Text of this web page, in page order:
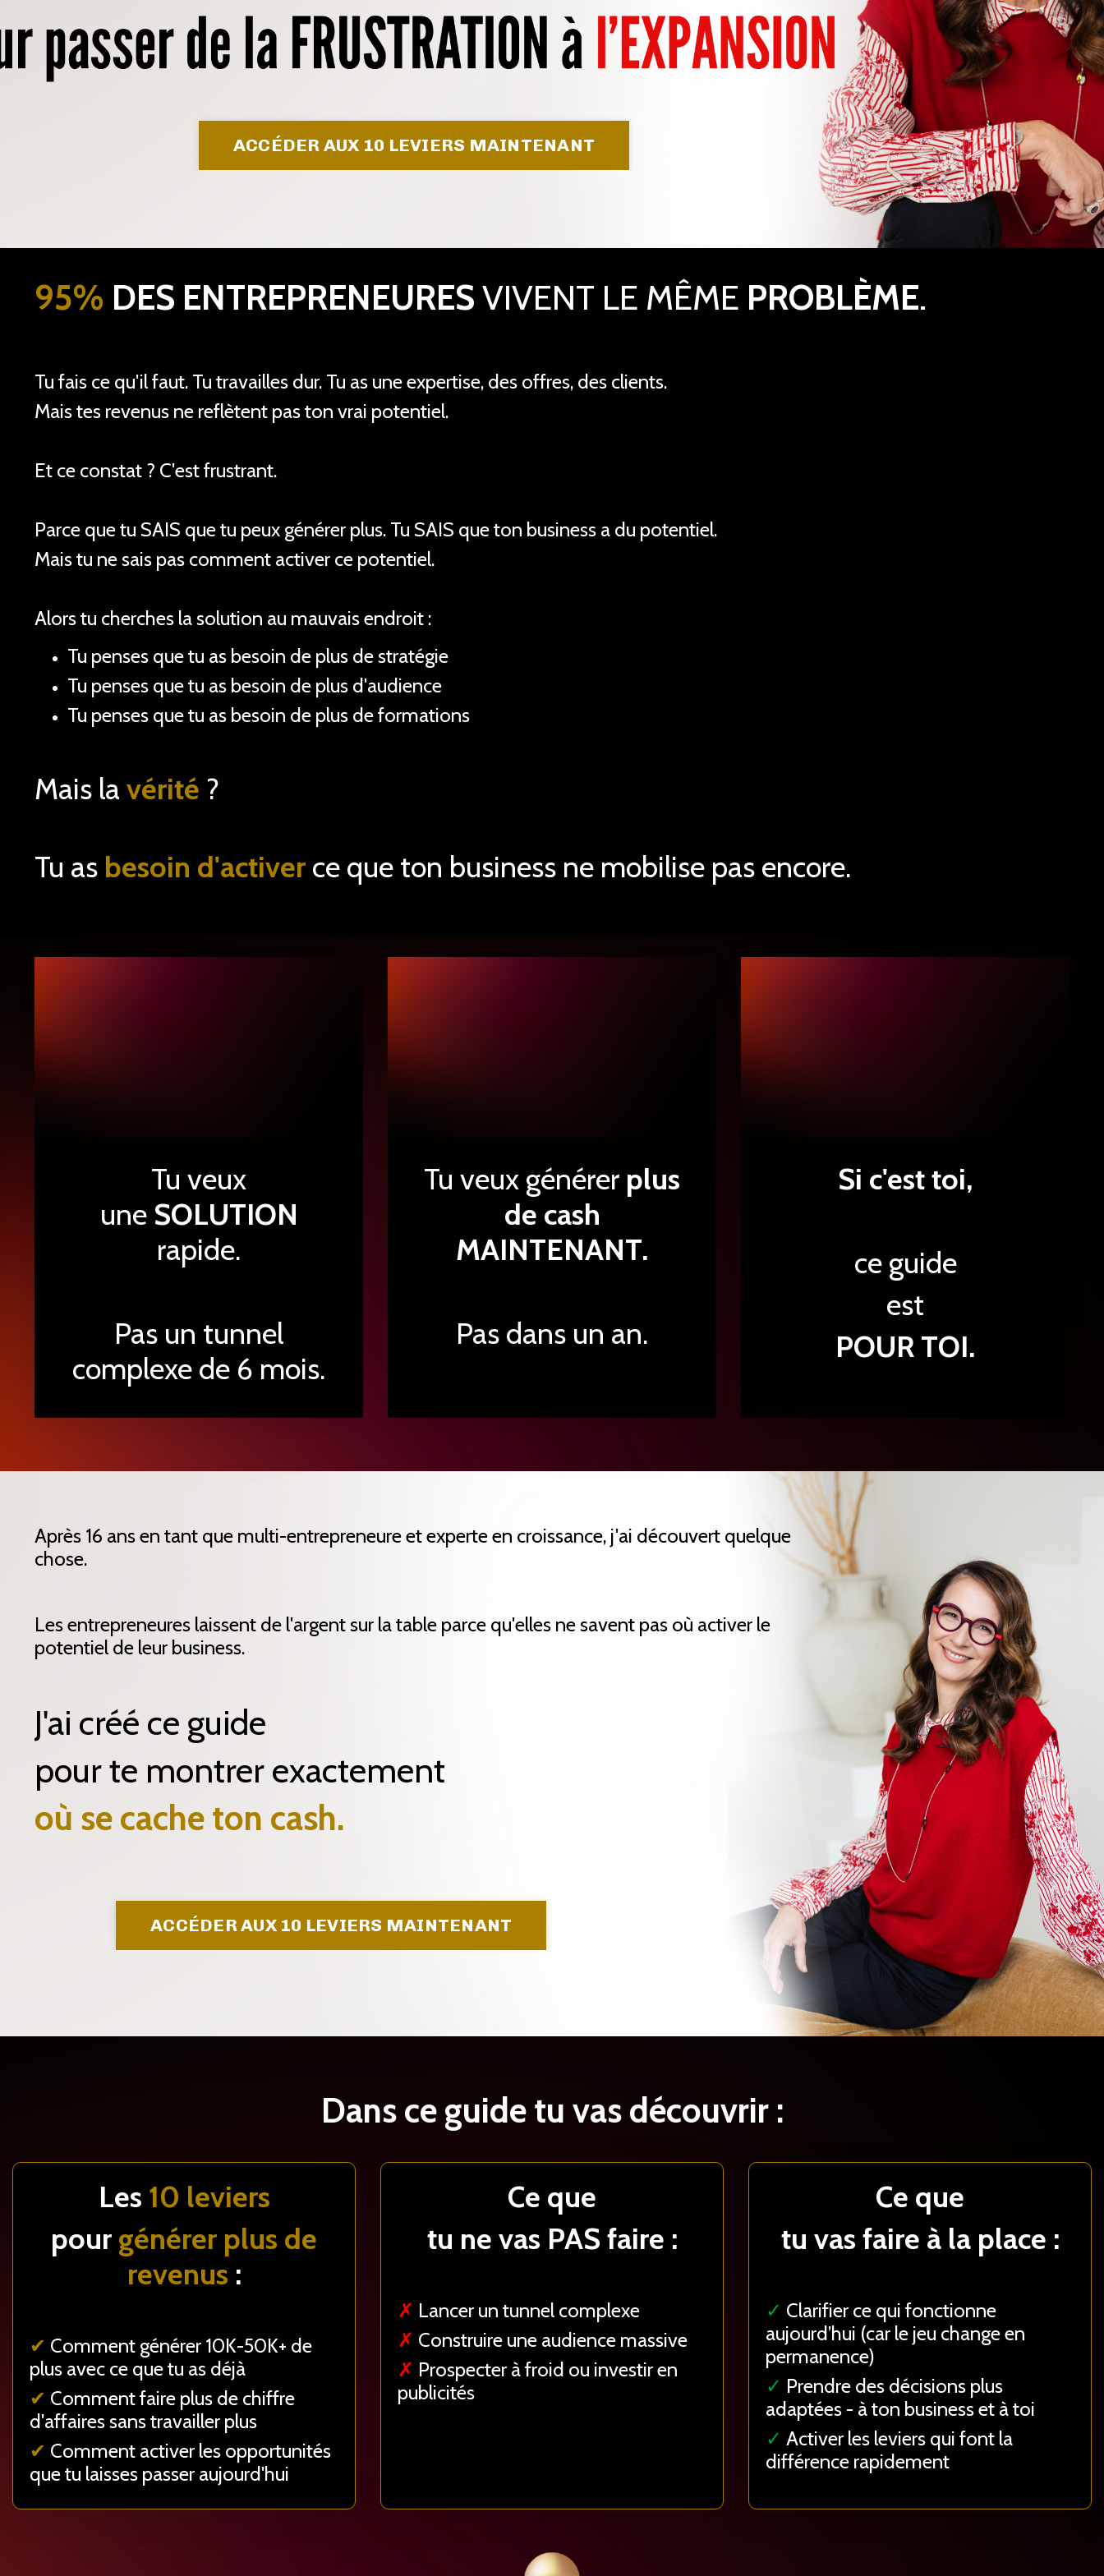
ACCÉDER AUX 10 LEVIERS MAINTENANT
95% DES ENTREPRENEURESVIVENT LE MÊME PROBLÈME.
Tu fais ce qu'il faut. Tu travailles dur. Tu as une expertise, des offres, des clients.
Mais tes revenus ne reflètent pas ton vrai potentiel.
Et ce constat ? C'est frustrant.
Parce que tu SAIS que tu peux générer plus. Tu SAIS que ton business a du potentiel.
Mais tu ne sais pas comment activer ce potentiel.
Alors tu cherches la solution au mauvais endroit :
Tu penses que tu as besoin de plus de stratégie
Tu penses que tu as besoin de plus d'audience
Tu penses que tu as besoin de plus de formations
Mais la vérité ?
Tu as besoin d'activer ce que ton business ne mobilise pas encore.
Tu veux
une SOLUTION
rapide.
Pas un tunnel
complexe de 6 mois.
Tu veux générer plus
de cash
MAINTENANT.
Pas dans un an.
Si c'est toi,
ce guide
est
POUR TOI.
Après 16 ans en tant que multi-entrepreneure et experte en croissance, j'ai découvert quelque
chose.
Les entrepreneures laissent de l'argent sur la table parce qu'elles ne savent pas où activer le
potentiel de leur business.
J'ai créé ce guide
pour te montrer exactement
où se cache ton cash.
ACCÉDER AUX 10 LEVIERS MAINTENANT
Dans ce guide tu vas découvrir :
Les 10 leviers
pour générer plus de
revenus :
✔ Comment générer 10K-50K+ de
plus avec ce que tu as déjà
✔ Comment faire plus de chiffre
d'affaires sans travailler plus
✔ Comment activer les opportunités
que tu laisses passer aujourd'hui
Ce que
tu ne vas PAS faire :
✗ Lancer un tunnel complexe
✗ Construire une audience massive
✗ Prospecter à froid ou investir en
publicités
Ce que
tu vas faire à la place :
✓ Clarifier ce qui fonctionne
aujourd’hui (car le jeu change en
permanence)
✓ Prendre des décisions plus
adaptées - à ton business et à toi
✓ Activer les leviers qui font la
différence rapidement